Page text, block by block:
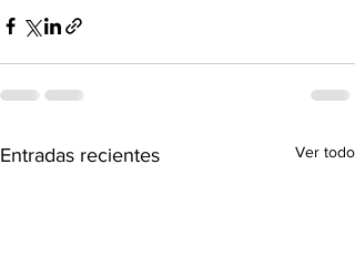
Entradas recientes Ver todo